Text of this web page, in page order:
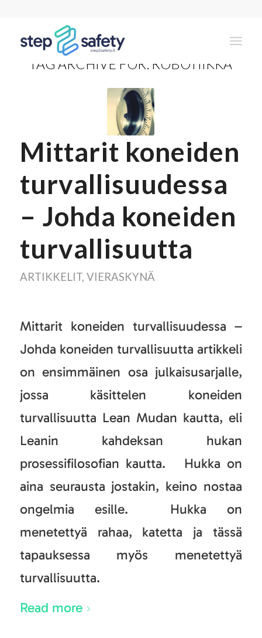
TAG ARCHIVE FOR: ROBOTIIKKA
Mittarit koneiden
turvallisuudessa
– Johda koneiden
turvallisuutta
ARTIKKELIT, VIERASKYNÄ
Mittarit koneiden turvallisuudessa –
Johda koneiden turvallisuutta artikkeli
on ensimmäinen osa julkaisusarjalle,
jossa käsittelen koneiden
turvallisuutta Lean Mudan kautta, eli
Leanin kahdeksan hukan
prosessifilosofian kautta. Hukka on
aina seurausta jostakin, keino nostaa
ongelmia esille. Hukka on
menetettyä rahaa, katetta ja tässä
tapauksessa myös menetettyä
turvallisuutta.
Read more